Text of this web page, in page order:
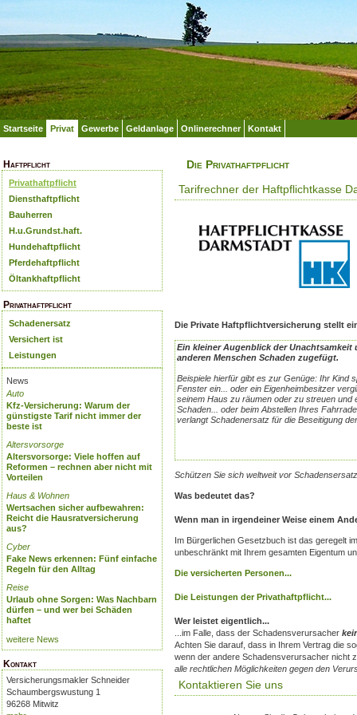
Startseite Privat Gewerbe Geldanlage Onlinerechner Kontakt
Haftpflicht
Privathaftpflicht
Diensthaftpflicht
Bauherren
H.u.Grundst.haft.
Hundehaftpflicht
Pferdehaftpflicht
Öltankhaftpflicht
Privathaftpflicht
Schadenersatz
Versichert ist
Leistungen
News
Auto
Kfz-Versicherung: Warum der
günstigste Tarif nicht immer der
beste ist
Altersvorsorge
Altersvorsorge: Viele hoffen auf
Reformen – rechnen aber nicht mit
Vorteilen
Haus & Wohnen
Wertsachen sicher aufbewahren:
Reicht die Hausratversicherung
aus?
Cyber
Fake News erkennen: Fünf einfache
Regeln für den Alltag
Reise
Urlaub ohne Sorgen: Was Nachbarn
dürfen – und wer bei Schäden
haftet
weitere News
Kontakt
Versicherungsmakler Schneider
Schaumbergswustung 1
96268 Mitwitz
Die Privathaftpflicht
Tarifrechner der Haftpflichtkasse
Die Private Haftpflichtversicherung stellt
Ein kleiner Augenblick der
anderen Menschen Schaden zugefügt.
Beispiele hierfür gibt es zur Genüge: Ihr Kind
Fenster ein... oder ein Eigenheimbesitzer
seinem Haus zu räumen oder zu streuen
Schaden... oder beim Abstellen Ihres
verlangt Schadenersatz für die Beseitigung
Schützen Sie sich weltweit vor
Was bedeutet das?
Wenn man in irgendeiner Weise einem
Im Bürgerlichen Gesetzbuch ist das geregelt
unbeschränkt mit Ihrem gesamten Eigentum
Die versicherten Personen...
Die Leistungen der Privathaftpflicht...
Wer leistet eigentlich...
...im Falle, dass der Schadensverursacher
Achten Sie darauf, dass in Ihrem Vertrag die
wenn der andere Schadensverursacher nicht
alle rechtlichen Möglichkeiten gegen den
Kontaktieren Sie uns